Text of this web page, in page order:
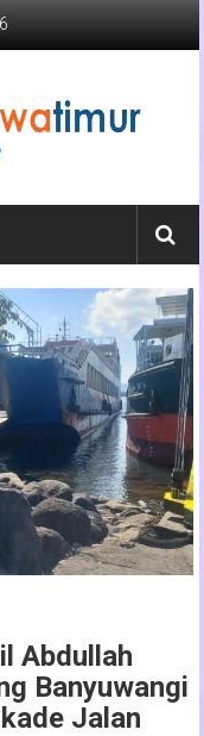
Abdullah
Banyuwangi
Jalan